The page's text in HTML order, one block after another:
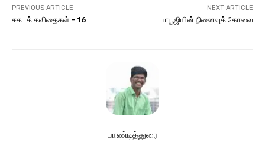
PREVIOUS ARTICLE
சகடக் கவிதைகள் – 16
NEXT ARTICLE
பாபூஜியின் நினைவுக் கோவை
பாண்டித்துரை